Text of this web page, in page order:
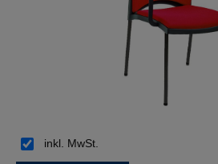
inkl. MwSt.